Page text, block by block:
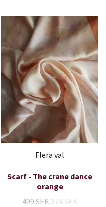
Flera val
Scarf - The crane dance
orange
499 SEK 374 SEK